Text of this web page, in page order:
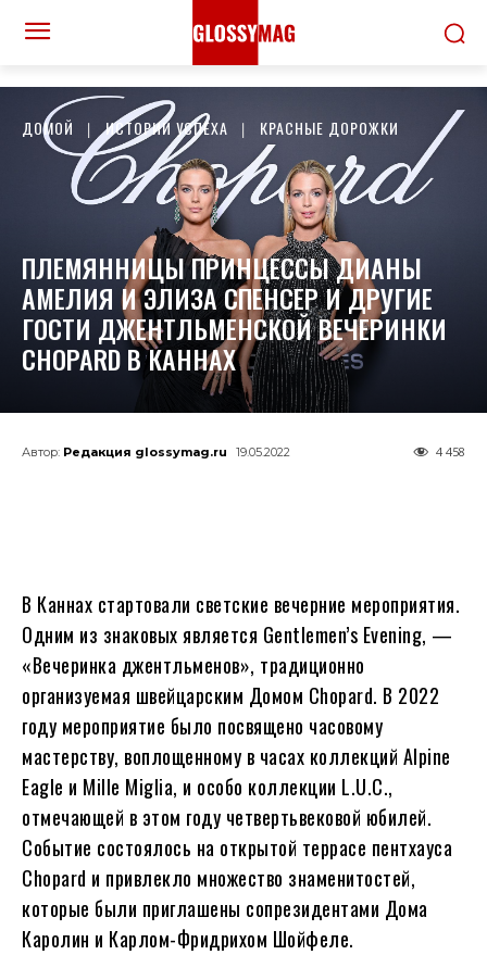
ДОМОЙ ИСТОРИИ УСПЕХА КРАСНЫЕ ДОРОЖКИ
ПЛЕМЯННИЦЫ ПРИНЦЕССЫ ДИАНЫ
АМЕЛИЯ И ЭЛИЗА СПЕНСЕР И ДРУГИЕ
ГОСТИ ДЖЕНТЛЬМЕНСКОЙ ВЕЧЕРИНКИ
CHOPARD В КАННАХ
Автор: Редакция glossymag.ru 19.05.2022 4 458
В Каннах стартовали светские вечерние мероприятия.
Одним из знаковых является Gentlemen’s Evening, —
«Вечеринка джентльменов», традиционно
организуемая швейцарским Домом Chopard. В 2022
году мероприятие было посвящено часовому
мастерству, воплощенному в часах коллекций Alpine
Eagle и Mille Miglia, и особо коллекции L.U.C.,
отмечающей в этом году четвертьвековой юбилей.
Событие состоялось на открытой террасе пентхауса
Chopard и привлекло множество знаменитостей,
которые были приглашены сопрезидентами Дома
Каролин и Карлом-Фридрихом Шойфеле.